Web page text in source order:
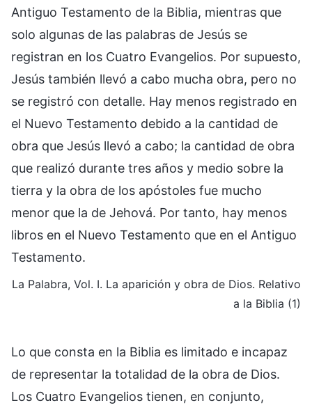
Antiguo Testamento de la Biblia, mientras que
solo algunas de las palabras de Jesús se
registran en los Cuatro Evangelios. Por supuesto,
Jesús también llevó a cabo mucha obra, pero no
se registró con detalle. Hay menos registrado en
el Nuevo Testamento debido a la cantidad de
obra que Jesús llevó a cabo; la cantidad de obra
que realizó durante tres años y medio sobre la
tierra y la obra de los apóstoles fue mucho
menor que la de Jehová. Por tanto, hay menos
libros en el Nuevo Testamento que en el Antiguo
Testamento.
La Palabra, Vol. I. La aparición y obra de Dios. Relativo
a la Biblia (1)
Lo que consta en la Biblia es limitado e incapaz
de representar la totalidad de la obra de Dios.
Los Cuatro Evangelios tienen, en conjunto,